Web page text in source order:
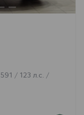
/ 123 л.с. /